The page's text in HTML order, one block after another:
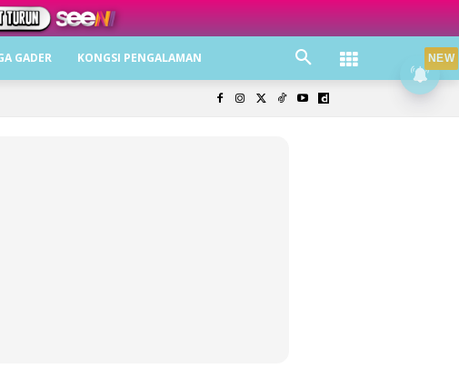
GADER KONGSI PENGALAMAN NEW